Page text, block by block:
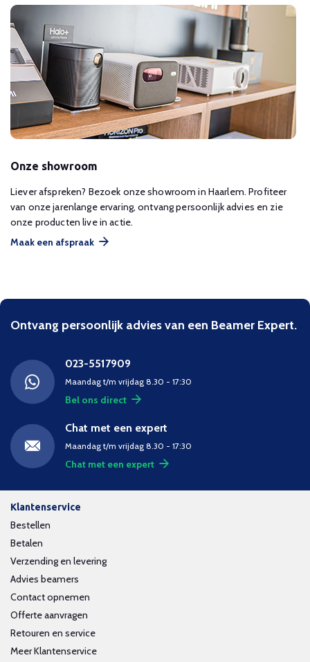
Onze showroom
Liever afspreken? Bezoek onze showroom in Haarlem. Profiteer
van onze jarenlange ervaring, ontvang persoonlijk advies en zie
onze producten live in actie.
Maak een afspraak
Ontvang persoonlijk advies van een Beamer Expert.
023-5517909
Maandag t/m vrijdag 8.30 - 17:30
Bel ons direct
Chat met een expert
Maandag t/m vrijdag 8.30 - 17:30
Chat met een expert
Klantenservice
Bestellen
Betalen
Verzending en levering
Advies beamers
Contact opnemen
Offerte aanvragen
Retouren en service
Meer Klantenservice